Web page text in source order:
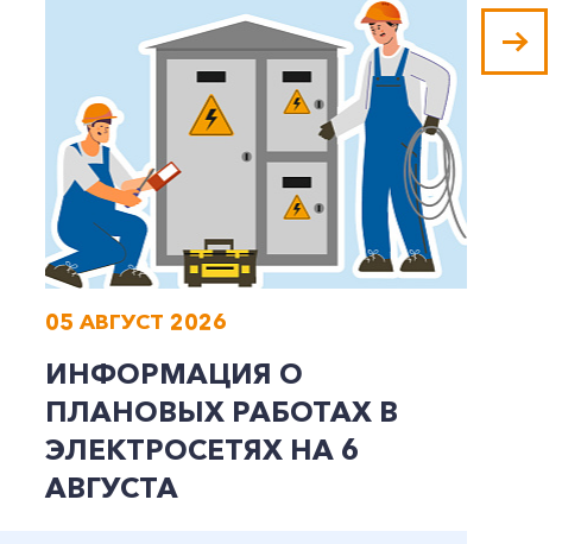
05 АВГУСТ 2026
ИНФОРМАЦИЯ О
ПЛАНОВЫХ РАБОТАХ В
ЭЛЕКТРОСЕТЯХ НА 6
АВГУСТА